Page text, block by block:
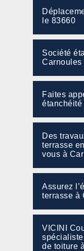
le 83660
Société
Carnoules
Faites
étanchéité
Des
terrasse
vous à
Assurez
terrasse à
VICINI
de toiture